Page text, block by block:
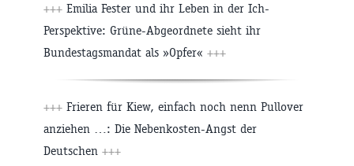
+++ Emilia Fester und ihr Leben in der Ich-
Perspektive: Grüne-Abgeordnete sieht ihr
Bundestagsmandat als »Opfer« +++
+++ Frieren für Kiew, einfach noch nenn Pullover
anziehen …: Die Nebenkosten-Angst der
Deutschen +++